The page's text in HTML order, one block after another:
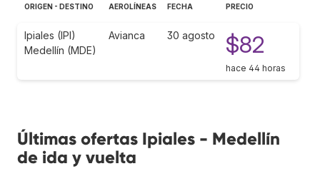
ORIGEN - DESTINO AEROLÍNEAS FECHA PRECIO
Ipiales (IPI)
Medellín (MDE)
Avianca 30 agosto $82
hace 44 horas
Últimas ofertas Ipiales - Medellín
de ida y vuelta